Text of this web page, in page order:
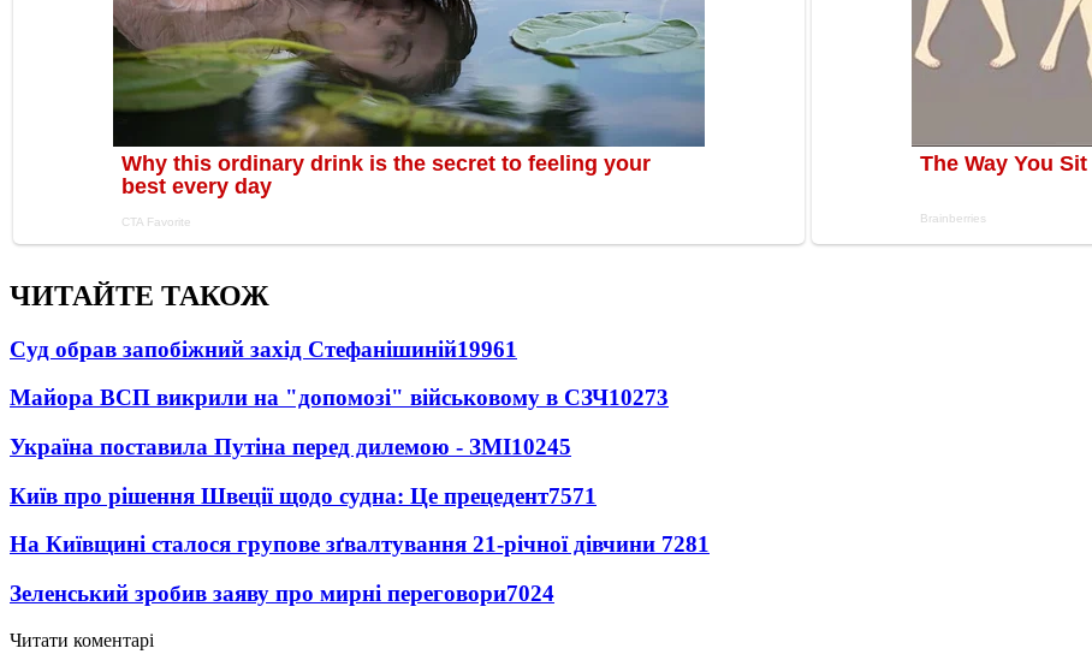
ЧИТАЙТЕ ТАКОЖ
Суд обрав запобіжний захід Стефанішиній19961
Майора ВСП викрили на "допомозі" військовому в СЗЧ10273
Україна поставила Путіна перед дилемою - ЗМІ10245
Київ про рішення Швеції щодо судна: Це прецедент7571
На Київщині сталося групове зґвалтування 21-річної дівчини 7281
Зеленський зробив заяву про мирні переговори7024
Читати коментарі